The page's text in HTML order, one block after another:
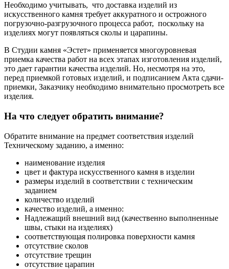
Необходимо учитывать, что доставка изделий из
искусственного камня требует аккуратного и острожного
погрузочно-разгрузочного процесса работ, поскольку на
изделиях могут появляться сколы и царапины.
В Студии камня «Эстет» применяется многоуровневая
приемка качества работ на всех этапах изготовления изделий,
это дает гарантии качества изделий. Но, несмотря на это,
перед приемкой готовых изделий, и подписанием Акта сдачи-
приемки, Заказчику необходимо внимательно просмотреть все
изделия.
На что следует обратить внимание?
Обратите внимание на предмет соответствия изделий
Техническому заданию, а именно:
наименование изделия
цвет и фактура искусственного камня в изделии
размеры изделий в соответствии с техническим
заданием
количество изделий
качество изделий, а именно:
Надлежащий внешний вид (качественно выполненные
швы, стыки на изделиях)
соответствующая полировка поверхности камня
отсутствие сколов
отсутствие трещин
отсутствие царапин